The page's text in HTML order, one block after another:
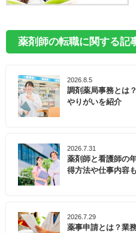
薬剤師の転職に関する記
2026.8.5
調剤薬局事務とは
やりがいを紹介
2026.7.31
薬剤師と看護師の
得方法や仕事内容
2026.7.29
薬事申請とは？業